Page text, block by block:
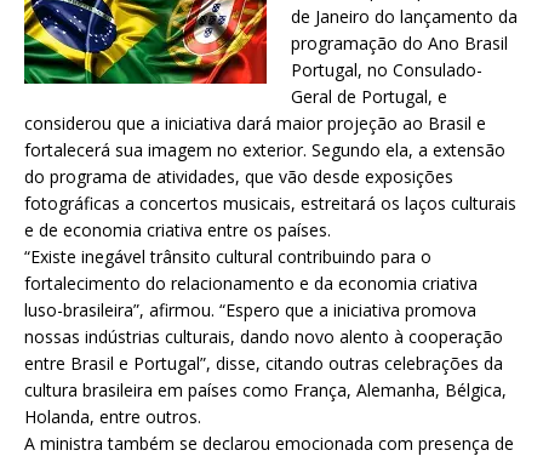
de Janeiro do lançamento da
programação do Ano Brasil
Portugal, no Consulado-
Geral de Portugal, e
considerou que a iniciativa dará maior projeção ao Brasil e
fortalecerá sua imagem no exterior. Segundo ela, a extensão
do programa de atividades, que vão desde exposições
fotográficas a concertos musicais, estreitará os laços culturais
e de economia criativa entre os países.
“Existe inegável trânsito cultural contribuindo para o
fortalecimento do relacionamento e da economia criativa
luso-brasileira”, afirmou. “Espero que a iniciativa promova
nossas indústrias culturais, dando novo alento à cooperação
entre Brasil e Portugal”, disse, citando outras celebrações da
cultura brasileira em países como França, Alemanha, Bélgica,
Holanda, entre outros.
A ministra também se declarou emocionada com presença de